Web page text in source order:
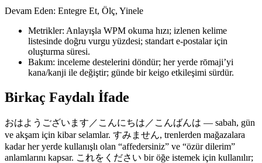
Devam Eden: Entegre Et, Ölç, Yinele
Metrikler: Anlayışla WPM okuma hızı; izlenen kelime
listesinde doğru vurgu yüzdesi; standart e-postalar için
oluşturma süresi.
Bakım: inceleme destelerini döndür; her yerde rōmaji’yi
kana/kanji ile değiştir; günde bir keigo etkileşimi sürdür.
Birkaç Faydalı İfade
おはようございます／こんにちは／こんばんは — sabah, gün
ve akşam için kibar selamlar. すみません, trenlerden mağazalara
kadar her yerde kullanışlı olan “affedersiniz” ve “özür dilerim”
anlamlarını kapsar. これをください bir öğe istemek için kullanılır;